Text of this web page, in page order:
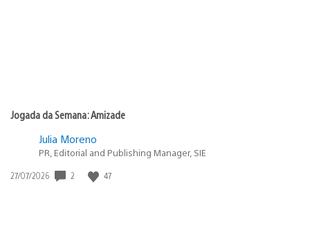
Jogada da Semana: Amizade
Julia Moreno
PR, Editorial and Publishing Manager, SIE
Data
27/07/2026 2 47